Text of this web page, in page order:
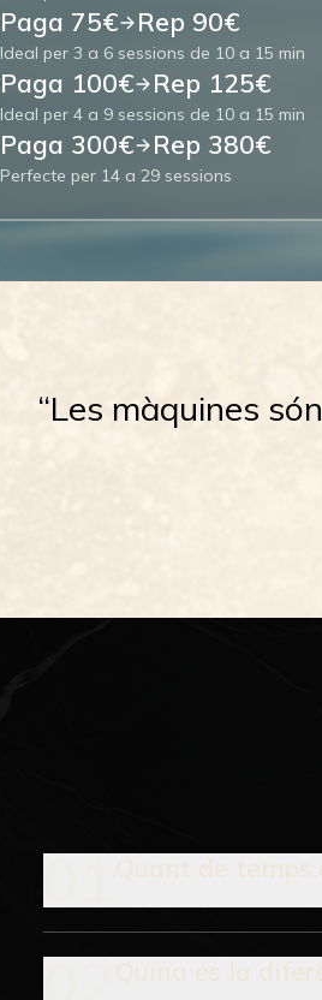
Paga 75€ Rep 90€
Ideal per 3 a 6 sessions de 10 a 15 min
Paga 100€ Rep 125€
Ideal per 4 a 9 sessions de 10 a 15 min
Paga 300€ Rep 380€
Perfecte per 14 a 29 sessions
“Les màquines